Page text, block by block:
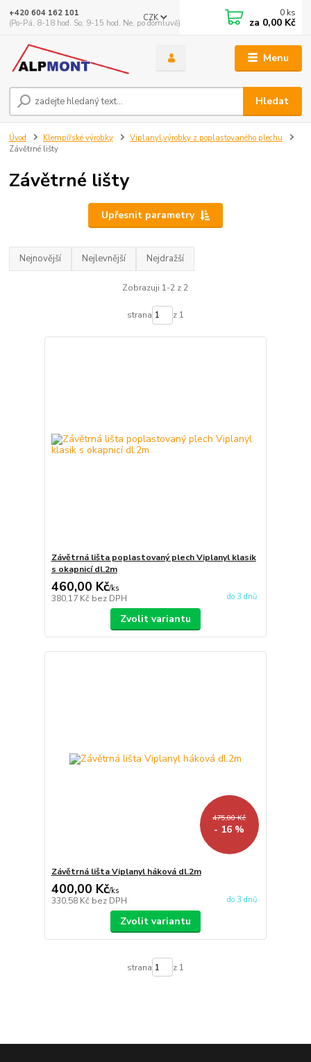
Menu
CZK
Hledat
+420 604 162 101
(Po-Pá, 8-18 hod. So, 9-15 hod. Ne, po domluvě)
0 ks
za 0,00 Kč
Úvod Klempířské výrobky
Viplanyl,výrobky z poplastovaného plechu
Závětrné lišty
Závětrné lišty
Upřesnit parametry
Nejnovější Nejlevnější Nejdražší
Zobrazuji 1-2 z 2
strana z 1
Závětrná lišta poplastovaný plech Viplanyl klasik
s okapnicí dl.2m
460,00 Kč/ks
380,17 Kč bez DPH do 3 dnů
Zvolit variantu
475,00 Kč
- 16 %
Závětrná lišta Viplanyl háková dl.2m
400,00 Kč/ks
330,58 Kč bez DPH do 3 dnů
Zvolit variantu
strana z 1